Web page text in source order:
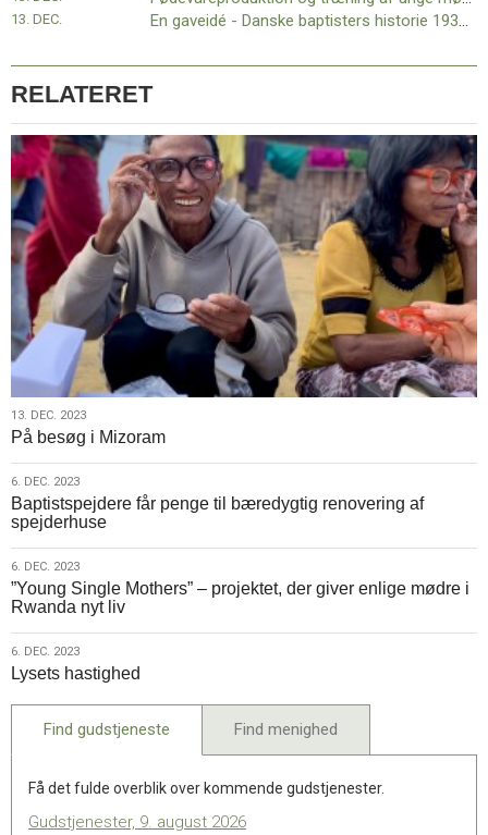
13.0:
Værktøjskassen
16.0:
Kontakt
Næste
indlæg:
Andreas
bekæmper
organiseret
kriminalitet
HondurasForrige
indlæg:
Forbøn
Karmelkirken
En gaveidé - Danske baptisters historie 1930-1950
13. DEC.
RELATERET
13.
dec.
2023
13. DEC. 2023
På besøg i Mizoram
6.
dec.
2023
6. DEC. 2023
Baptistspejdere får penge til bæredygtig renovering af
spejderhuse
6.
dec.
2023
6. DEC. 2023
”Young Single Mothers” – projektet, der giver enlige mødre i
Rwanda nyt liv
6.
dec.
2023
6. DEC. 2023
Lysets hastighed
Find gudstjeneste Find menighed
Få det fulde overblik over kommende gudstjenester.
Gudstjenester, 9. august 2026